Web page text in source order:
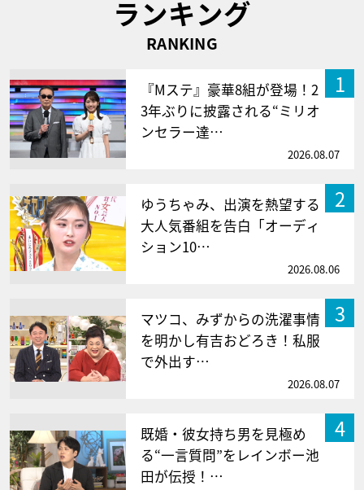
ランキング
RANKING
1
『Mステ』豪華8組が登場！2
3年ぶりに披露される“ミリオ
ンセラー達…
2026.08.07
2
ゆうちゃみ、出演を熱望する
大人気番組を告白「オーディ
ション10…
2026.08.06
3
マツコ、みずからの洗濯事情
を明かし有吉おどろき！私服
で外出す…
2026.08.07
4
既婚・彼女持ち男を見極め
る“一言質問”をレインボー池
田が伝授！…